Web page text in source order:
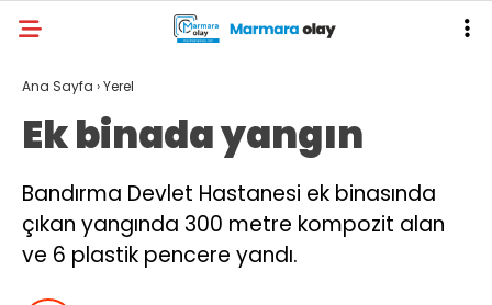
Ana Sayfa ›Yerel
Ek binada yangın
Bandırma Devlet Hastanesi ek binasında
çıkan yangında 300 metre kompozit alan
ve 6 plastik pencere yandı.